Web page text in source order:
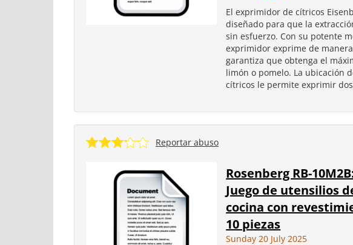
El exprimidor de cítricos
diseñado para que la
sin esfuerzo. Con su potente
exprimidor exprime de
garantiza que obtenga el
limón o pomelo. La ubicación
cítricos le permite exprimir
Reportar abuso
Rosenberg RB-
Juego de utensilios
cocina con
10 piezas
Sunday 20 July 2025